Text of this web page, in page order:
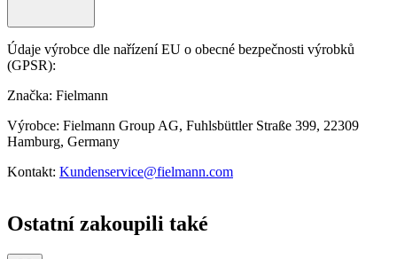
Údaje výrobce dle nařízení EU o obecné bezpečnosti výrobků
(GPSR):
Značka: Fielmann
Výrobce: Fielmann Group AG, Fuhlsbüttler Straße 399, 22309
Hamburg, Germany
Kontakt: Kundenservice@fielmann.com
Ostatní zakoupili také